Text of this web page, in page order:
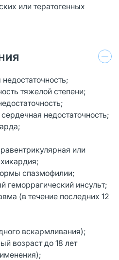
или тератогенных
тяжелой степени;
недостаточность;
или
спазмофилии;
геморрагический инсульт;
(в течение последних 12
вскармливания);
возраст до 18 лет